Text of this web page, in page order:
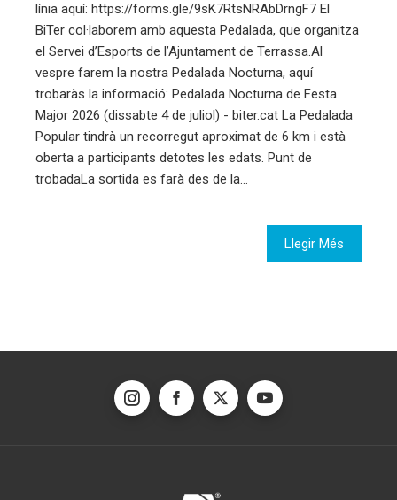
línia aquí: https://forms.gle/9sK7RtsNRAbDrngF7 El
BiTer col·laborem amb aquesta Pedalada, que organitza
el Servei d’Esports de l’Ajuntament de Terrassa.Al
vespre farem la nostra Pedalada Nocturna, aquí
trobaràs la informació: Pedalada Nocturna de Festa
Major 2026 (dissabte 4 de juliol) - biter.cat La Pedalada
Popular tindrà un recorregut aproximat de 6 km i està
oberta a participants detotes les edats. Punt de
trobadaLa sortida es farà des de la…
Llegir Més